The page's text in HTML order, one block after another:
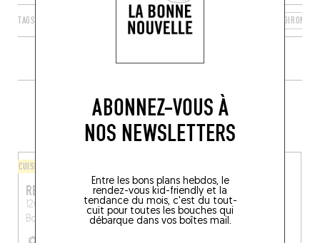
ABONNEZ-VOUS À
NOS NEWSLETTERS
Entre les bons plans hebdos, le
rendez-vous kid-friendly et la
tendance du mois, c'est du tout-
cuit pour toutes les bouches qui
débarque dans vos boîtes mail.
TAGS NOUVELLE-AQUITAINE GIRONDE
PLUS DE TABLES DE GENRE À
PROXIMITÉ
CUISINE D'AUTEUR
RESSOURCES
126 Rue Fondaudège
Bordeaux (33000)
CAFÉ ÉRIU
119 Rue Fondaudège
Bordeaux (33000)